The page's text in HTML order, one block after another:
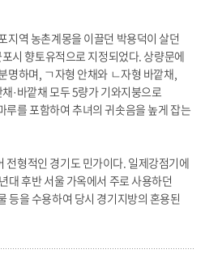
지역 농촌계몽을 이끌던 박용덕이 살던
시 향토유적으로 지정되었다. 상량문에
명하며, ㄱ자형 안채와 ㄴ자형 바깥채,
·바깥채 모두 5량가 기와지붕으로
루를 포함하여 추녀의 귀솟음을 높게 잡는
전형적인 경기도 민가이다. 일제강점기에
대 후반 서울 가옥에서 주로 사용하던
등을 수용하여 당시 경기지방의 혼용된